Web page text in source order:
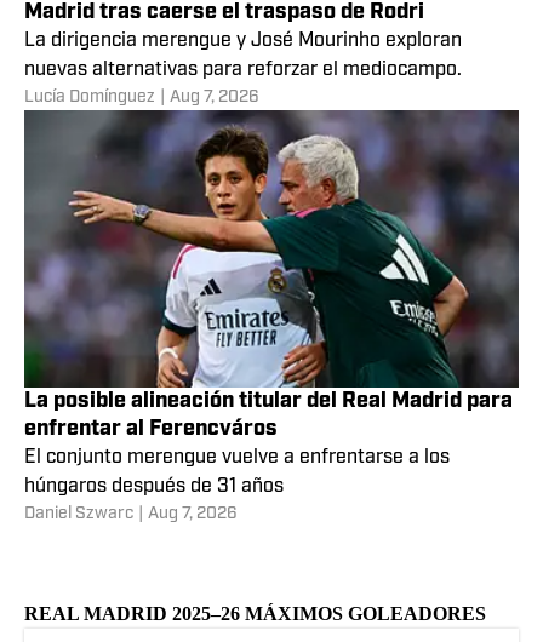
Madrid tras caerse el traspaso de Rodri
La dirigencia merengue y José Mourinho exploran
nuevas alternativas para reforzar el mediocampo.
Lucía Domínguez Aug 7, 2026
La posible alineación titular del Real Madrid para
enfrentar al Ferencváros
El conjunto merengue vuelve a enfrentarse a los
húngaros después de 31 años
Daniel Szwarc Aug 7, 2026
REAL MADRID 2025–26 MÁXIMOS GOLEADORES